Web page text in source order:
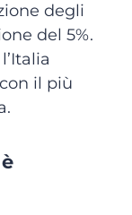
degli
del 5%.
il più